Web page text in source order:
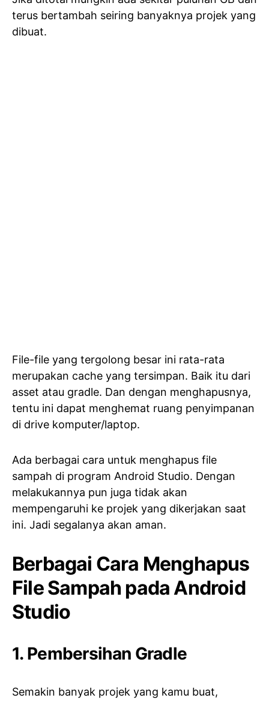
terus bertambah seiring banyaknya projek yang
dibuat.
File-file yang tergolong besar ini rata-rata
merupakan cache yang tersimpan. Baik itu dari
asset atau gradle. Dan dengan menghapusnya,
tentu ini dapat menghemat ruang penyimpanan
di drive komputer/laptop.
Ada berbagai cara untuk menghapus file
sampah di program Android Studio. Dengan
melakukannya pun juga tidak akan
mempengaruhi ke projek yang dikerjakan saat
ini. Jadi segalanya akan aman.
Berbagai Cara Menghapus
File Sampah pada Android
Studio
1. Pembersihan Gradle
Semakin banyak projek yang kamu buat,